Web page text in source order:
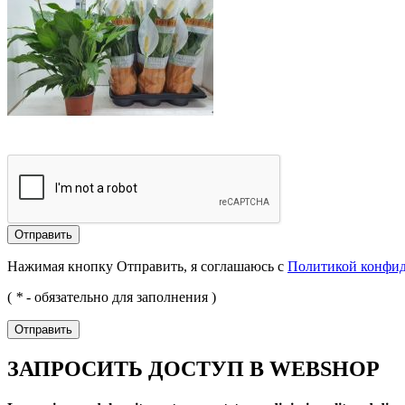
Отправить
Нажимая кнопку Отправить, я соглашаюсь с Политикой
( * - обязательно для заполнения )
Отправить
ЗАПРОСИТЬ ДОСТУП В WEBSHOP